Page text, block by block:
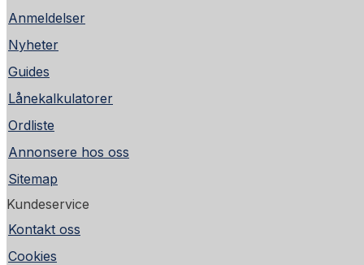
Anmeldelser
Nyheter
Guides
Lånekalkulatorer
Ordliste
Annonsere hos oss
Sitemap
Kundeservice
Kontakt oss
Cookies